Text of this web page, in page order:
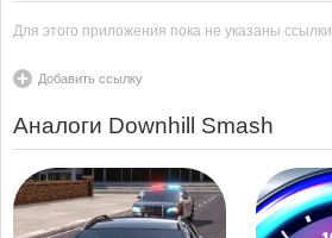
Для этого приложения пока не указаны ссылки
Добавить ссылку
Аналоги Downhill Smash